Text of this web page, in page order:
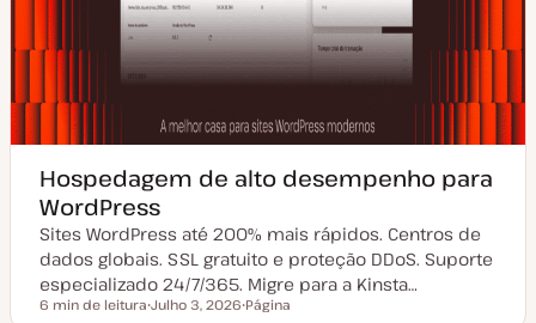
Hospedagem de alto desempenho para
WordPress
Sites WordPress até 200% mais rápidos. Centros de
dados globais. SSL gratuito e proteção DDoS. Suporte
especializado 24/7/365. Migre para a Kinsta…
Tempo de leitura
6 min de leitura Julho 3, 2026 Página